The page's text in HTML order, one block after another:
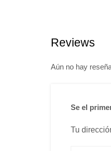
Reviews
Aún no hay
Se el
Tu